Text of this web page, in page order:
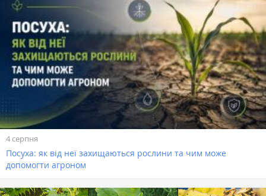
4 серпня
Посуха: як від неї захищаються рослини та чим може
допомогти агроном